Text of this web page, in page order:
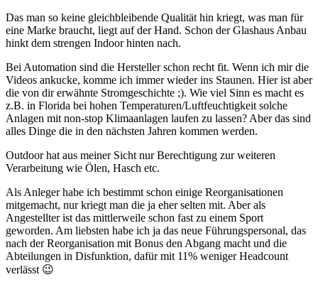
Das man so keine gleichbleibende Qualität hin kriegt, was man für
eine Marke braucht, liegt auf der Hand. Schon der Glashaus Anbau
hinkt dem strengen Indoor hinten nach.
Bei Automation sind die Hersteller schon recht fit. Wenn ich mir die
Videos ankucke, komme ich immer wieder ins Staunen. Hier ist aber
die von dir erwähnte Stromgeschichte ;). Wie viel Sinn es macht es
z.B. in Florida bei hohen Temperaturen/Luftfeuchtigkeit solche
Anlagen mit non-stop Klimaanlagen laufen zu lassen? Aber das sind
alles Dinge die in den nächsten Jahren kommen werden.
Outdoor hat aus meiner Sicht nur Berechtigung zur weiteren
Verarbeitung wie Ölen, Hasch etc.
Als Anleger habe ich bestimmt schon einige Reorganisationen
mitgemacht, nur kriegt man die ja eher selten mit. Aber als
Angestellter ist das mittlerweile schon fast zu einem Sport
geworden. Am liebsten habe ich ja das neue Führungspersonal, das
nach der Reorganisation mit Bonus den Abgang macht und die
Abteilungen in Disfunktion, dafür mit 11% weniger Headcount
verlässt 😉